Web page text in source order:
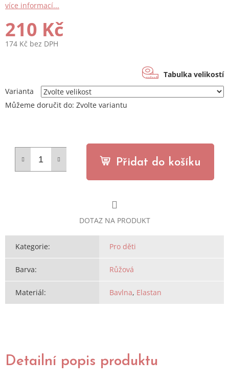
více informací...
210 Kč
174 Kč bez DPH
Tabulka velikostí
Varianta
Můžeme doručit do: Zvolte variantu
Přidat do košíku
DOTAZ NA PRODUKT
Kategorie: Pro děti
Barva: Růžová
Materiál: Bavlna, Elastan
Detailní popis produktu